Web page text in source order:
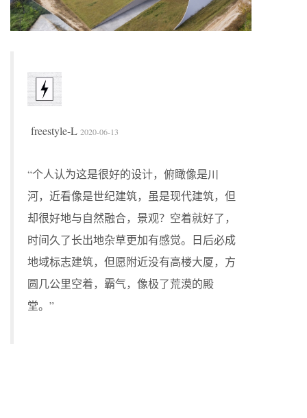
freestyle-L 2020-06-13
“个人认为这是很好的设计，俯瞰像是川
河，近看像是世纪建筑，虽是现代建筑，但
却很好地与自然融合，景观？空着就好了，
时间久了长出地杂草更加有感觉。日后必成
地域标志建筑，但愿附近没有高楼大厦，方
圆几公里空着，霸气，像极了荒漠的殿
堂。”